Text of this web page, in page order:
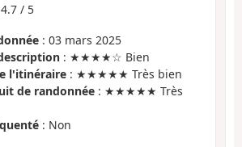
4.7 / 5
: 03 mars 2025
: ★★★★☆ Bien
l'itinéraire : ★★★★★ Très bien
de randonnée : ★★★★★ Très
: Non